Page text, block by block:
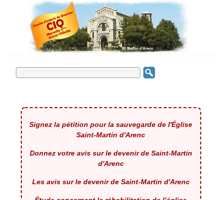
Signez la pétition pour la sauvegarde de l'Église
Saint-Martin d'Arenc
Donnez votre avis sur le devenir de Saint-Martin
d'Arenc
Les avis sur le devenir de Saint-Martin d'Arenc